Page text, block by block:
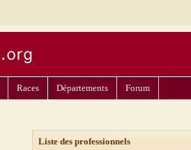
Races Départements Forum
Liste des professionnels